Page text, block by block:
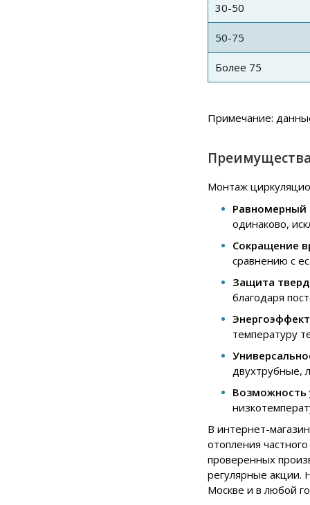
30-50
50-75
Более 75
Примечание:
Монтаж
Равномерный
одинаково,
Сокращение
сравнению с
Защита
благодаря
температуру
двухтрубные,
Возможность
В интернет-
отопления
проверенных
регулярные акции.
Москве и в любой